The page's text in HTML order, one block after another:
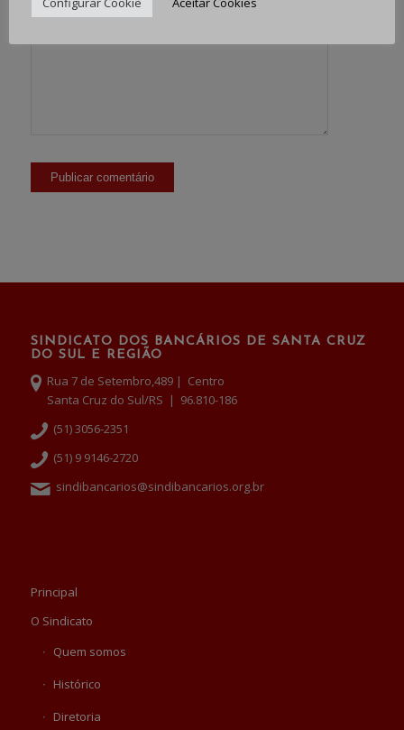
SINDICATO DOS BANCÁRIOS DE SANTA CRUZ
DO SUL E REGIÃO
Rua 7 de Setembro,489 | Centro
Santa Cruz do Sul/RS | 96.810-186
(51) 3056-2351
(51) 9 9146-2720
sindibancarios@sindibancarios.org.br
Principal
O Sindicato
Quem somos
Histórico
Diretoria